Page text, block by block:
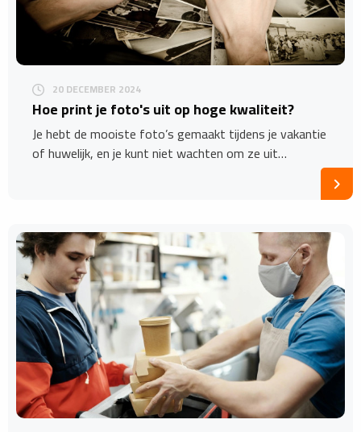
20 DECEMBER 2024
Hoe print je foto's uit op hoge kwaliteit?
Je hebt de mooiste foto’s gemaakt tijdens je vakantie
of huwelijk, en je kunt niet wachten om ze uit…